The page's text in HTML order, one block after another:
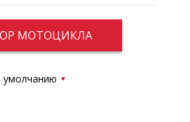
МОТОЦИКЛА